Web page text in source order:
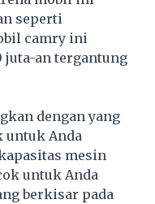
seperti
camry ini
juta-an tergantung
dengan yang
untuk Anda
mesin
untuk Anda
berkisar pada